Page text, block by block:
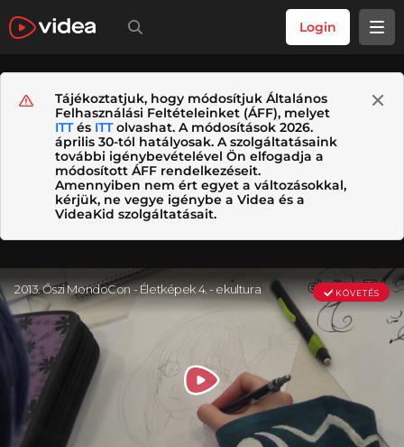
Login
Tájékoztatjuk, hogy módosítjuk Általános
Felhasználási Feltételeinket (ÁFF), melyet
ITTés ITTolvashat. A módosítások 2026.
április 30-tól hatályosak. A szolgáltatásaink
további igénybevételével Ön elfogadja a
módosított ÁFF rendelkezéseit.
Amennyiben nem ért egyet a változásokkal,
kérjük, ne vegye igénybe a Videa és a
VideaKid szolgáltatásait.